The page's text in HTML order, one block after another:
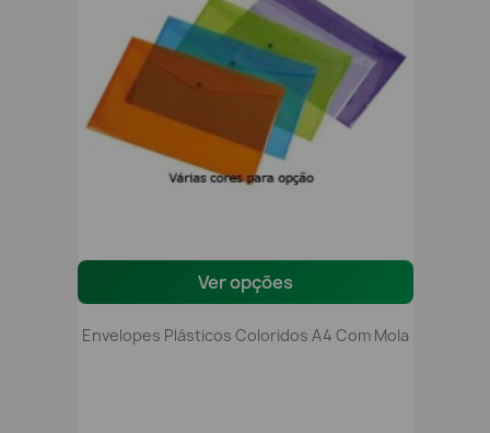
Ver opções
Envelopes Plásticos Coloridos A4 Com Mola